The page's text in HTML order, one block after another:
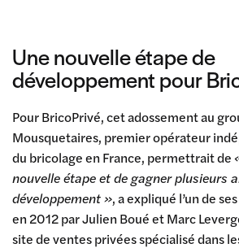
Une nouvelle étape de
développement pour
Pour BricoPrivé, cet adossement au
Mousquetaires, premier opérateur
du bricolage en France, permettrait de
nouvelle étape et de gagner plusieurs
développement », a expliqué l’un de
en 2012 par Julien Boué et Marc
site de ventes privées spécialisé dans